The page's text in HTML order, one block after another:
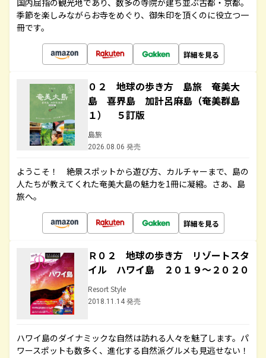
国内屈指の観光地であり、数多の寺院が建ち並ぶ古都・京都。
季節を楽しみながらお寺をめぐり、御朱印を頂くのに役立つ一
冊です。
詳細を見る
０２ 地球の歩き方 島旅 奄美大
島 喜界島 加計呂麻島（奄美群島
１） ５訂版
島旅
2026.08.06 発売
ようこそ！ 絶景スポットから遊び方、カルチャーまで、島の
人たちが教えてくれた奄美大島の魅力を1冊に凝縮。さあ、島
旅へ。
詳細を見る
Ｒ０２ 地球の歩き方 リゾートスタ
イル ハワイ島 ２０１９～２０２０
Resort Style
2018.11.14 発売
ハワイ島のダイナミックな自然は訪れる人々を魅了します。パ
ワースポットも数多く、進化する自然派グルメも見逃せない！